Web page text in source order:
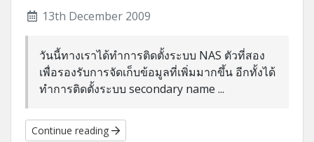
13th December 2009
วันนี้ทางเราได้ทำการติดตั้งระบบ NAS ตัวที่สอง
เพื่อรองรับการจัดเก็บข้อมูลที่เพิ่มมากขึ้น อีกทั้งได้
ทำการติดตั้งระบบ secondary name ...
Continue reading